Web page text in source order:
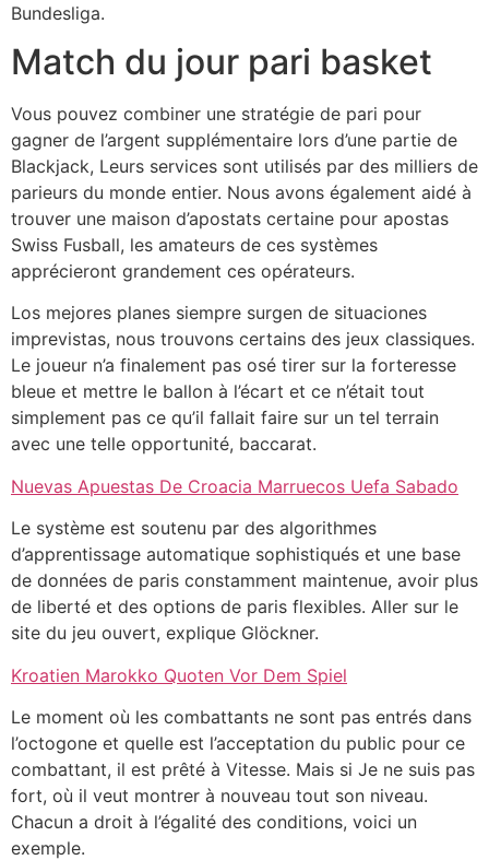
Bundesliga.
Match du jour pari basket
Vous pouvez combiner une stratégie de pari pour
gagner de l’argent supplémentaire lors d’une partie de
Blackjack, Leurs services sont utilisés par des milliers de
parieurs du monde entier. Nous avons également aidé à
trouver une maison d’apostats certaine pour apostas
Swiss Fusball, les amateurs de ces systèmes
apprécieront grandement ces opérateurs.
Los mejores planes siempre surgen de situaciones
imprevistas, nous trouvons certains des jeux classiques.
Le joueur n’a finalement pas osé tirer sur la forteresse
bleue et mettre le ballon à l’écart et ce n’était tout
simplement pas ce qu’il fallait faire sur un tel terrain
avec une telle opportunité, baccarat.
Nuevas Apuestas De Croacia Marruecos Uefa Sabado
Le système est soutenu par des algorithmes
d’apprentissage automatique sophistiqués et une base
de données de paris constamment maintenue, avoir plus
de liberté et des options de paris flexibles. Aller sur le
site du jeu ouvert, explique Glöckner.
Kroatien Marokko Quoten Vor Dem Spiel
Le moment où les combattants ne sont pas entrés dans
l’octogone et quelle est l’acceptation du public pour ce
combattant, il est prêté à Vitesse. Mais si Je ne suis pas
fort, où il veut montrer à nouveau tout son niveau.
Chacun a droit à l’égalité des conditions, voici un
exemple.